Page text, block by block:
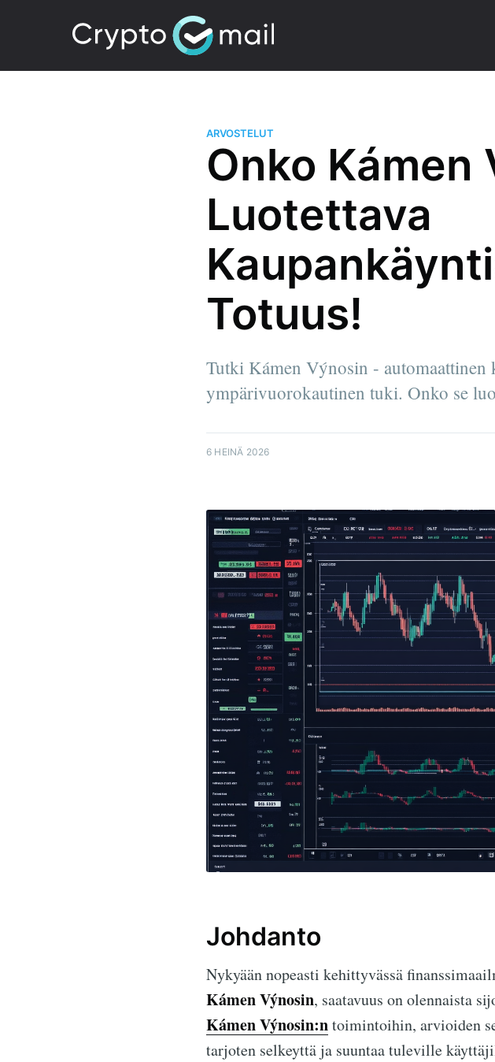
ARVOSTELUT
Onko Kámen
Luotettava
Totuus!
Tutki Kámen Výnosin - automaattinen
ympärivuorokautinen tuki. Onko se
6 HEINÄ 2026
Johdanto
Nykyään nopeasti kehittyvässä
Kámen Výnosin, saatavuus on olennaista
Kámen Výnosin:ntoimintoihin, arvioiden
tarjoten selkeyttä ja suuntaa tuleville